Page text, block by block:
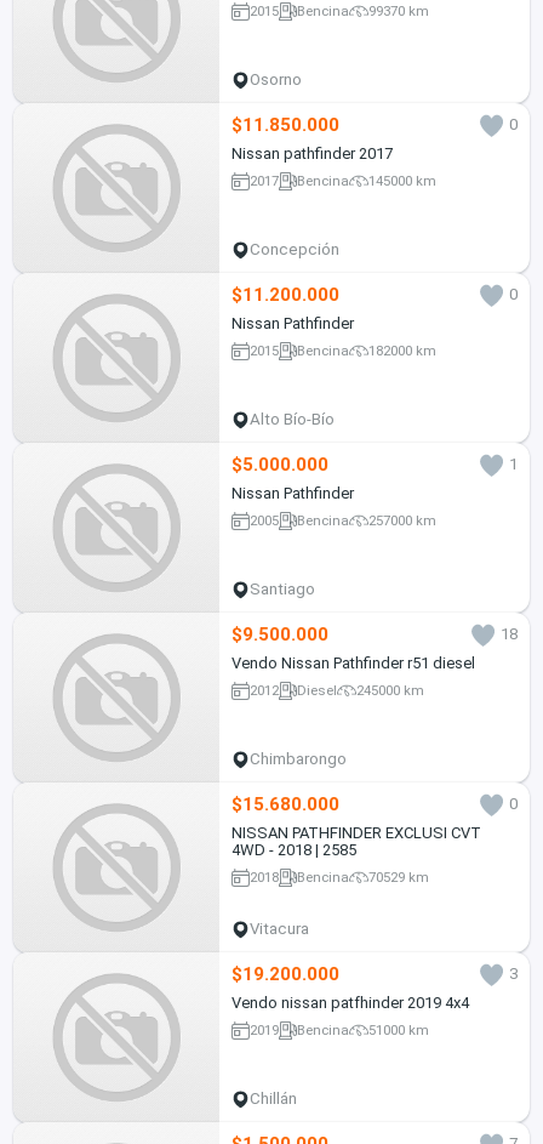
2015 Bencina 99370 km
Osorno
$11.850.000
0
Nissan pathfinder 2017
2017 Bencina 145000 km
Concepción
$11.200.000
0
Nissan Pathfinder
2015 Bencina 182000 km
Alto Bío-Bío
$5.000.000
1
Nissan Pathfinder
2005 Bencina 257000 km
Santiago
$9.500.000
18
Vendo Nissan Pathfinder r51 diesel
2012 Diesel 245000 km
Chimbarongo
$15.680.000
0
NISSAN PATHFINDER EXCLUSI CVT
4WD - 2018 | 2585
2018 Bencina 70529 km
Vitacura
$19.200.000
3
Vendo nissan patfhinder 2019 4x4
2019 Bencina 51000 km
Chillán